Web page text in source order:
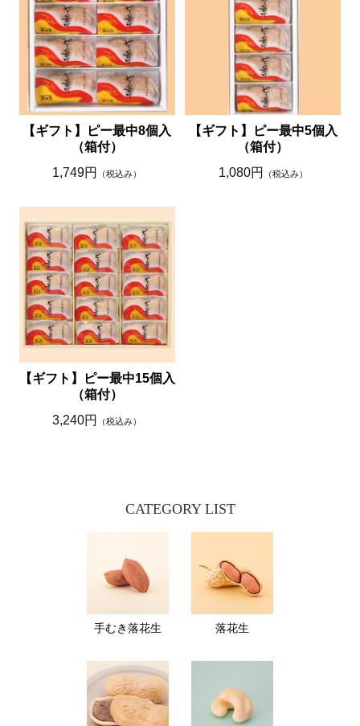
【ギフト】ピー最中8個入
（箱付）
1,749円
（税込み）
【ギフト】ピー最中5個入
（箱付）
1,080円
（税込み）
【ギフト】ピー最中15個入
（箱付）
3,240円
（税込み）
CATEGORY LIST
手むき落花生 落花生